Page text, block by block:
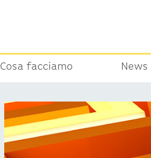
Cosa facciamo News